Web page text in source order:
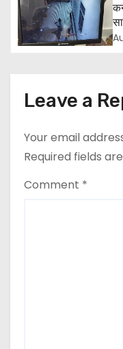
Leave a
Your email
Required fields
Comment *